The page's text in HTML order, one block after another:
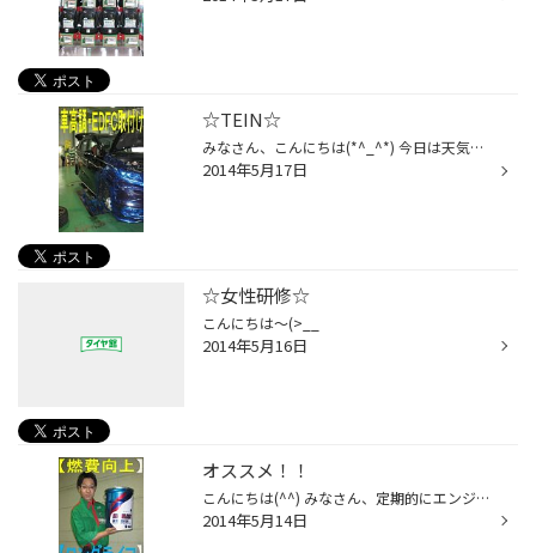
☆TEIN☆
みなさん、こんにちは(*^_^*) 今日は天気もよく快適な1日でした♪ タイヤ館のイメージってどのように持たれてますか？？ 中にはタイヤだけって思われてる方もいるはず(>_
2014年5月17日
☆女性研修☆
こんにちは～(>__
2014年5月16日
オススメ！！
こんにちは(^^) みなさん、定期的にエンジンオイル交換をしていますか？？ 最後、オイル交換をしたのがいつか分からない… って方も、中にはいられると思います(>__
2014年5月14日